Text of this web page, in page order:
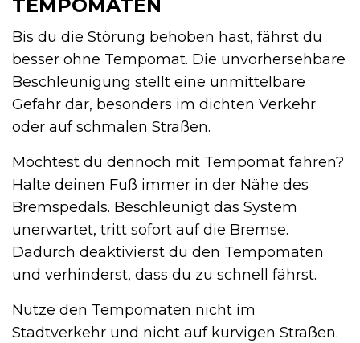
TEMPOMATEN
Bis du die Störung behoben hast, fährst du
besser ohne Tempomat. Die unvorhersehbare
Beschleunigung stellt eine unmittelbare
Gefahr dar, besonders im dichten Verkehr
oder auf schmalen Straßen.
Möchtest du dennoch mit Tempomat fahren?
Halte deinen Fuß immer in der Nähe des
Bremspedals. Beschleunigt das System
unerwartet, tritt sofort auf die Bremse.
Dadurch deaktivierst du den Tempomaten
und verhinderst, dass du zu schnell fährst.
Nutze den Tempomaten nicht im
Stadtverkehr und nicht auf kurvigen Straßen.